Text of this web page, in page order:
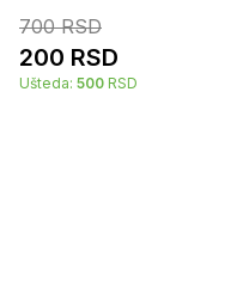
700RSD
200 RSD
Ušteda: 500 RSD